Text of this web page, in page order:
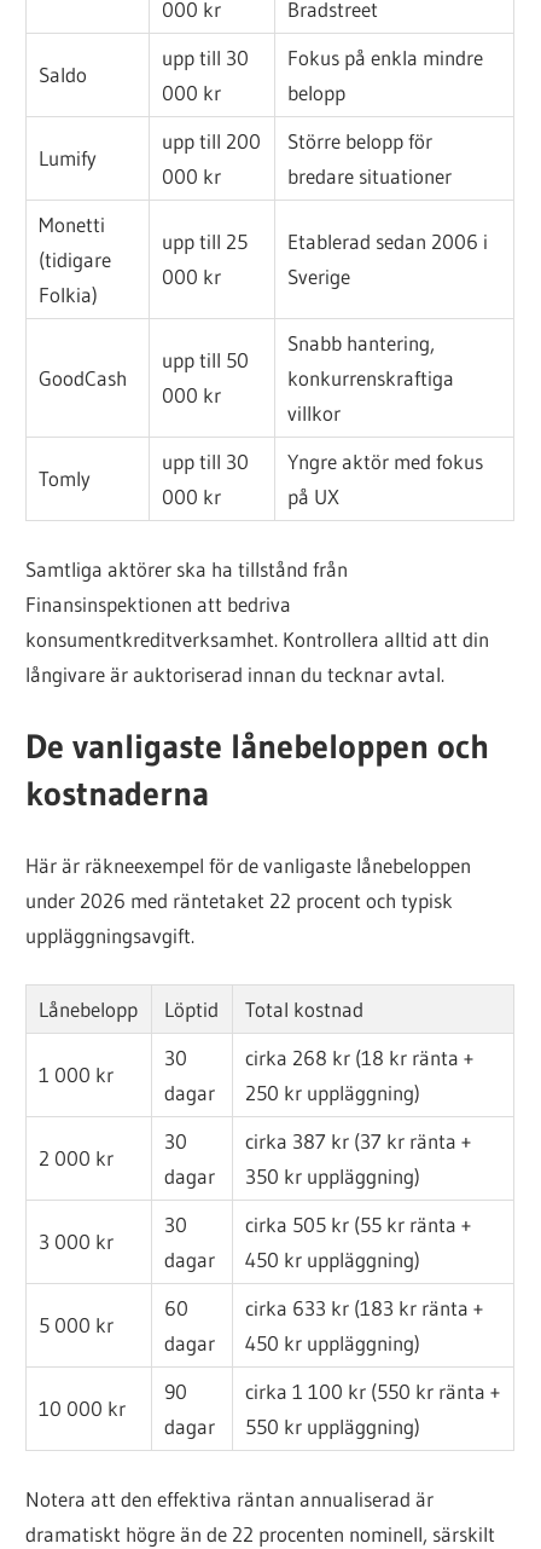
000 kr Bradstreet
Saldo
upp till 30
000 kr
Fokus på enkla mindre
belopp
Lumify
upp till 200
000 kr
Större belopp för
bredare situationer
Monetti
(tidigare
Folkia)
upp till 25
000 kr
Etablerad sedan 2006 i
Sverige
GoodCash
upp till 50
000 kr
Snabb hantering,
konkurrenskraftiga
villkor
Tomly
upp till 30
000 kr
Yngre aktör med fokus
på UX
Samtliga aktörer ska ha tillstånd från
Finansinspektionen att bedriva
konsumentkreditverksamhet. Kontrollera alltid att din
långivare är auktoriserad innan du tecknar avtal.
De vanligaste lånebeloppen och
kostnaderna
Här är räkneexempel för de vanligaste lånebeloppen
under 2026 med räntetaket 22 procent och typisk
uppläggningsavgift.
Lånebelopp Löptid Total kostnad
1 000 kr
30
dagar
cirka 268 kr (18 kr ränta +
250 kr uppläggning)
2 000 kr
30
dagar
cirka 387 kr (37 kr ränta +
350 kr uppläggning)
3 000 kr
30
dagar
cirka 505 kr (55 kr ränta +
450 kr uppläggning)
5 000 kr
60
dagar
cirka 633 kr (183 kr ränta +
450 kr uppläggning)
10 000 kr
90
dagar
cirka 1 100 kr (550 kr ränta +
550 kr uppläggning)
Notera att den effektiva räntan annualiserad är
dramatiskt högre än de 22 procenten nominell, särskilt